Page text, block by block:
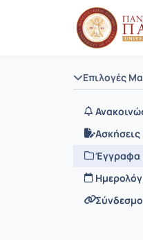
Επιλογές
Ασκήσεις
Έγγραφα